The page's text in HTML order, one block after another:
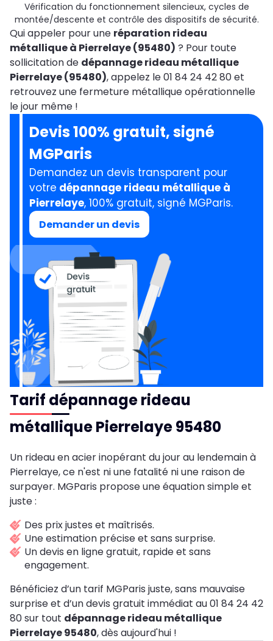
Vérification du fonctionnement silencieux, cycles de
montée/descente et contrôle des dispositifs de sécurité.
Qui appeler pour une réparation rideau
métallique à Pierrelaye (95480) ? Pour toute
sollicitation de dépannage rideau métallique
Pierrelaye (95480), appelez le 01 84 24 42 80 et
retrouvez une fermeture métallique opérationnelle
le jour même !
Devis 100% gratuit, signé
MGParis
Demandez un devis transparent pour
votre dépannage rideau métallique à
Pierrelaye, 100% gratuit, signé MGParis.
Demander un devis
Tarif dépannage rideau
métallique Pierrelaye 95480
Un rideau en acier inopérant du jour au lendemain à
Pierrelaye, ce n'est ni une fatalité ni une raison de
surpayer. MGParis propose une équation simple et
juste :
Des prix justes et maîtrisés.
Une estimation précise et sans surprise.
Un devis en ligne gratuit, rapide et sans
engagement.
Bénéficiez d’un tarif MGParis juste, sans mauvaise
surprise et d’un devis gratuit immédiat au 01 84 24 42
80 sur tout dépannage rideau métallique
Pierrelaye 95480, dès aujourd'hui !